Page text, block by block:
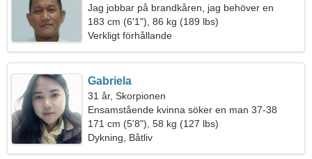
Jag jobbar på brandkåren, jag behöver en
förförisk kvinna
183 cm (6'1"), 86 kg (189 lbs)
Verkligt förhållande
Gabriela
31 år, Skorpionen
Ensamstående kvinna söker en man 37-38
171 cm (5'8"), 58 kg (127 lbs)
Dykning, Båtliv